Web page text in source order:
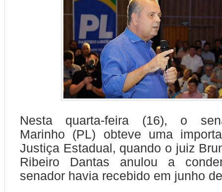
Nesta quarta-feira (16), o
Marinho (PL) obteve uma
Justiça Estadual, quando o juiz
Ribeiro Dantas anulou a
senador havia recebido em junho